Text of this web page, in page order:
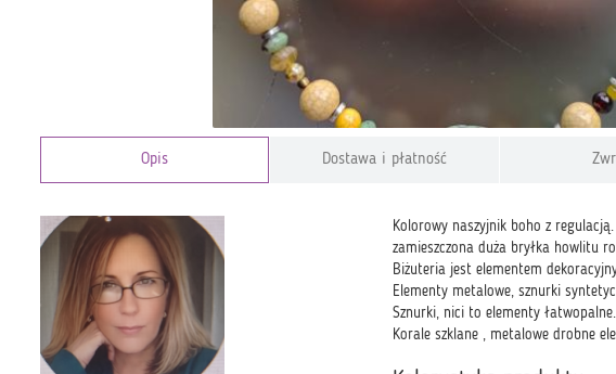
Opis Dostawa i płatność
Kolorowy naszyjnik boho z
zamieszczona duża bryłka howlitu
Biżuteria jest elementem
Elementy metalowe, sznurki
Sznurki, nici to elementy łatwopalne.
Korale szklane , metalowe drobne